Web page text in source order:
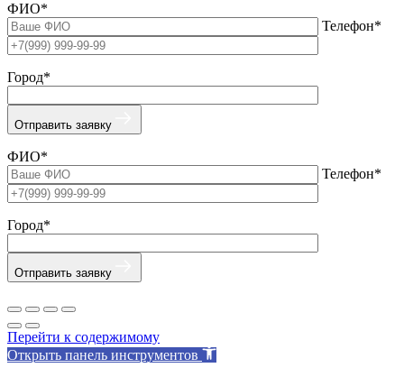
ФИО*
Телефон*
Город*
Отправить заявку
ФИО*
Телефон*
Город*
Отправить заявку
Перейти к содержимому
Открыть панель инструментов